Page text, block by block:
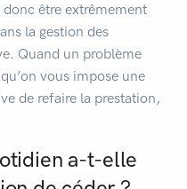
être extrêmement
la gestion des
Quand un problème
vous impose une
de refaire la prestation,
a-t-elle